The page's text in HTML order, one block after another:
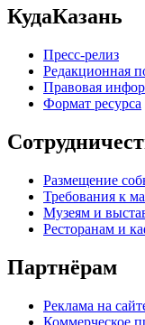
КудаКазань
Пресс-релиз
Редакционная
Правовая
Формат ресурса
Размещение
Требования к
Музеям и
Ресторанам и
Партнёрам
Реклама на
Коммерческое